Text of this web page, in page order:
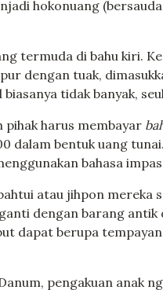
hokonuang
termuda di bahu kiri.
dengan tuak,
tidak banyak,
pihak harus membayar
dalam bentuk uang
bahasa
atau jihpon mereka
dengan barang antik
dapat berupa
pengakuan anak